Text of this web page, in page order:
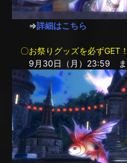
⇒詳細はこちら
〇お祭りグッズを必ずGET
9月30日（月）23:59 ま